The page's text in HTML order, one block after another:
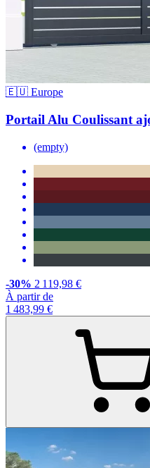
🇪🇺 Europe
Portail Alu Coulissant
(empty)
-30% 2 119,98 €
À partir de
1 483,99 €